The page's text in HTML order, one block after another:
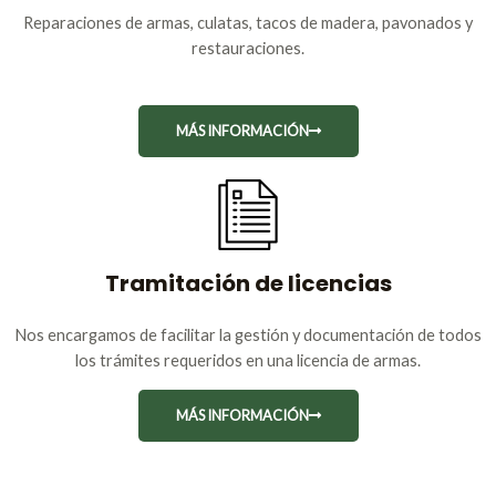
Reparaciones de armas, culatas, tacos de madera, pavonados y
restauraciones.
MÁS INFORMACIÓN
Tramitación de licencias
Nos encargamos de facilitar la gestión y documentación de todos
los trámites requeridos en una licencia de armas.
MÁS INFORMACIÓN